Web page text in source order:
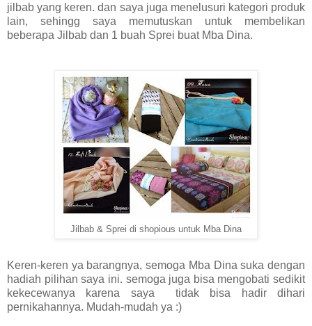
jilbab yang keren. dan saya juga menelusuri kategori produk
lain, sehingg saya memutuskan untuk membelikan
beberapa Jilbab dan 1 buah Sprei buat Mba Dina.
Jilbab & Sprei di shopious untuk Mba Dina
Keren-keren ya barangnya, semoga Mba Dina suka dengan
hadiah pilihan saya ini. semoga juga bisa mengobati sedikit
kekecewanya karena saya
tidak bisa hadir dihari
pernikahannya. Mudah-mudah ya :)